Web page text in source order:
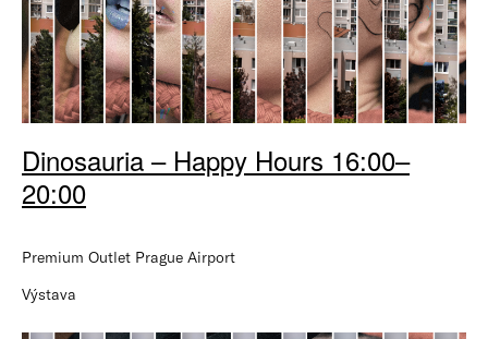
Dinosauria – Happy Hours 16:00–
20:00
Premium Outlet Prague Airport
Výstava